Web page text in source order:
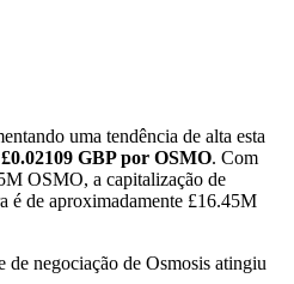
uma tendência de alta esta
GBP por OSMO. Com
OSMO, a capitalização de
é de aproximadamente £16.45M
negociação de Osmosis atingiu